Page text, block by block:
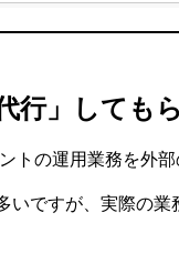
行」しても
トの運用業務を外
いですが、実際の